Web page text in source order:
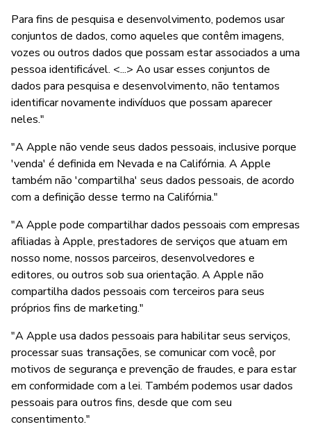
Para fins de pesquisa e desenvolvimento, podemos usar
conjuntos de dados, como aqueles que contêm imagens,
vozes ou outros dados que possam estar associados a uma
pessoa identificável. <...> Ao usar esses conjuntos de
dados para pesquisa e desenvolvimento, não tentamos
identificar novamente indivíduos que possam aparecer
neles."
"A Apple não vende seus dados pessoais, inclusive porque
'venda' é definida em Nevada e na Califórnia. A Apple
também não 'compartilha' seus dados pessoais, de acordo
com a definição desse termo na Califórnia."
"A Apple pode compartilhar dados pessoais com empresas
afiliadas à Apple, prestadores de serviços que atuam em
nosso nome, nossos parceiros, desenvolvedores e
editores, ou outros sob sua orientação. A Apple não
compartilha dados pessoais com terceiros para seus
próprios fins de marketing."
"A Apple usa dados pessoais para habilitar seus serviços,
processar suas transações, se comunicar com você, por
motivos de segurança e prevenção de fraudes, e para estar
em conformidade com a lei. Também podemos usar dados
pessoais para outros fins, desde que com seu
consentimento."